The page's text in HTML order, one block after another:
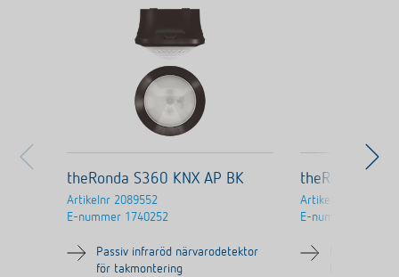
theRonda S360 KNX AP BK
Artikelnr 2089552
E-nummer 1740252
Passiv infraröd närvarodetektor
för takmontering
theRonda
Artikelnr
E-nummer